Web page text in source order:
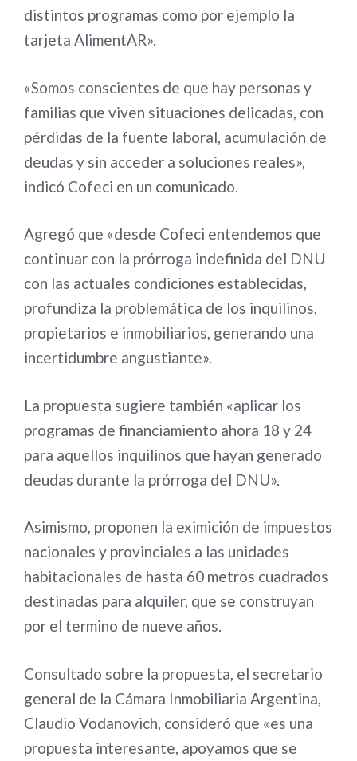
distintos programas como por ejemplo la
tarjeta AlimentAR».
«Somos conscientes de que hay personas y
familias que viven situaciones delicadas, con
pérdidas de la fuente laboral, acumulación de
deudas y sin acceder a soluciones reales»,
indicó Cofeci en un comunicado.
Agregó que «desde Cofeci entendemos que
continuar con la prórroga indefinida del DNU
con las actuales condiciones establecidas,
profundiza la problemática de los inquilinos,
propietarios e inmobiliarios, generando una
incertidumbre angustiante».
La propuesta sugiere también «aplicar los
programas de financiamiento ahora 18 y 24
para aquellos inquilinos que hayan generado
deudas durante la prórroga del DNU».
Asimismo, proponen la eximición de impuestos
nacionales y provinciales a las unidades
habitacionales de hasta 60 metros cuadrados
destinadas para alquiler, que se construyan
por el termino de nueve años.
Consultado sobre la propuesta, el secretario
general de la Cámara Inmobiliaria Argentina,
Claudio Vodanovich, consideró que «es una
propuesta interesante, apoyamos que se